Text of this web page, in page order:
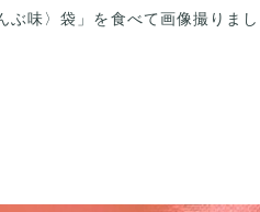
味〉袋」を食べて画像撮りまし